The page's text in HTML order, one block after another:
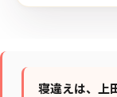
寝違えは、上